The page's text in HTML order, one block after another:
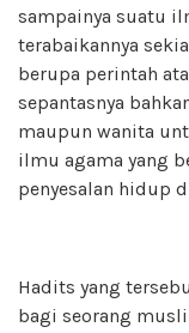
sampainya suatu
terabaikannya
berupa perintah
sepantasnya
maupun wanita
ilmu agama yang
penyesalan hidup
Hadits yang
bagi seorang